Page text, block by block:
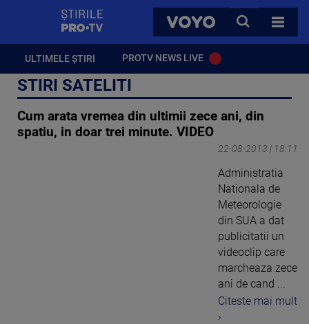
VOYO
CAUTA
TOATE
ULTIMELE ȘTIRI PROTV NEWS LIVE
STIRI SATELITI
Cum arata vremea din ultimii zece ani, din
spatiu, in doar trei minute. VIDEO
22-08-2013 | 18:11
Administratia
Nationala de
Meteorologie
din SUA a dat
publicitatii un
videoclip care
marcheaza zece
ani de cand ...
Citeste mai mult
›